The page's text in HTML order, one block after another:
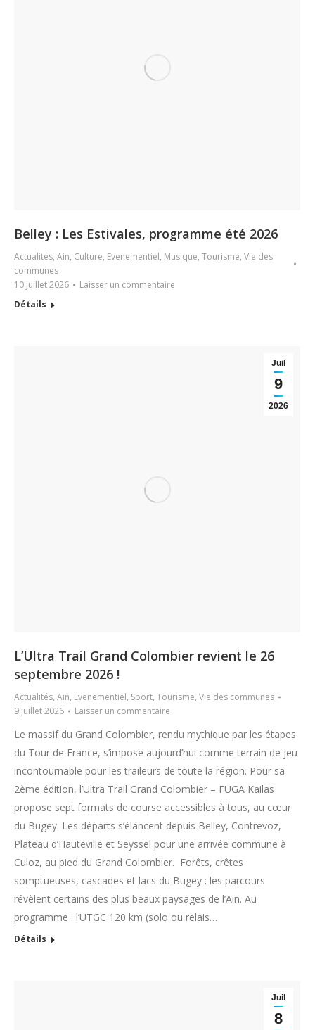
Belley : Les Estivales, programme été 2026
Actualités, Ain, Culture, Evenementiel, Musique, Tourisme, Vie des
communes
10 juillet 2026
Laisser un commentaire
Détails
Juil
9
2026
L’Ultra Trail Grand Colombier revient le 26
septembre 2026 !
Actualités, Ain, Evenementiel, Sport, Tourisme, Vie des communes
9 juillet 2026
Laisser un commentaire
Le massif du Grand Colombier, rendu mythique par les étapes
du Tour de France, s’impose aujourd’hui comme terrain de jeu
incontournable pour les traileurs de toute la région. Pour sa
2ème édition, l’Ultra Trail Grand Colombier – FUGA Kailas
propose sept formats de course accessibles à tous, au cœur
du Bugey. Les départs s’élancent depuis Belley, Contrevoz,
Plateau d’Hauteville et Seyssel pour une arrivée commune à
Culoz, au pied du Grand Colombier. Forêts, crêtes
somptueuses, cascades et lacs du Bugey : les parcours
révèlent certains des plus beaux paysages de l’Ain. Au
programme : l’UTGC 120 km (solo ou relais…
Détails
Juil
8